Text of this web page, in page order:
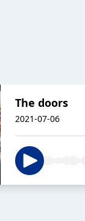
The doors
2021-07-06